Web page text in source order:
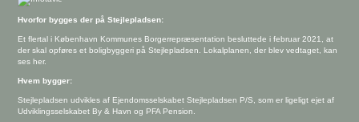
Hvorfor bygges der på Stejlepladsen:
Et flertal i København Kommunes Borgerrepræsentation besluttede i februar 2021, at
der skal opføres et boligbyggeri på Stejlepladsen. Lokalplanen, der blev vedtaget, kan
sesher.
Hvem bygger:
Stejlepladsen udvikles af Ejendomsselskabet Stejlepladsen P/S, som er ligeligt ejet af
Udviklingsselskabet By & Havn og PFA Pension.